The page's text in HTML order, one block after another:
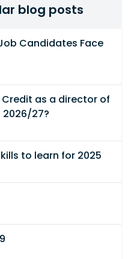
blog posts
Candidates Face
Credit as a director of
27?
to learn for 2025